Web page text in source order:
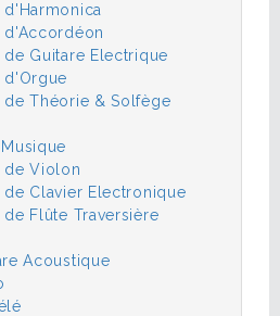
d'Harmonica
d'Accordéon
de Guitare Electrique
d'Orgue
de Théorie & Solfège
de Violon
de Clavier Electronique
de Flûte Traversière
Acoustique